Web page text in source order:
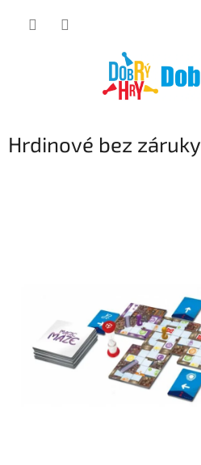
Hrdinové bez záruky